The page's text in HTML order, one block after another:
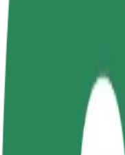
Devenir partenaire
Générez des revenus
vos conditions